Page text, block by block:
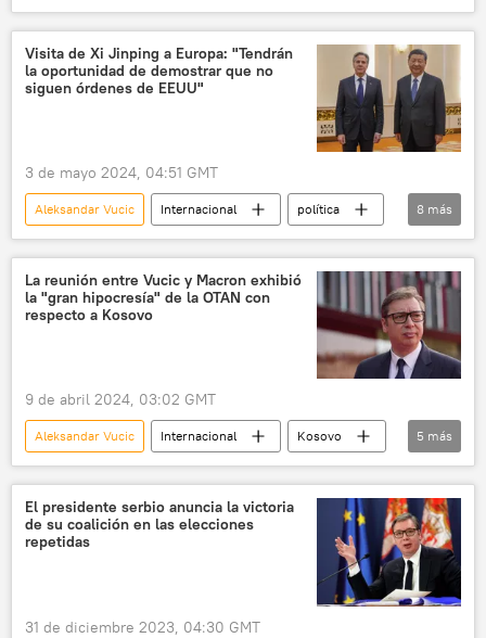
política
Ucrania
Serbia
Unión Europea (UE)
Balcanes
Visita de Xi Jinping a Europa: "Tendrán
la oportunidad de demostrar que no
siguen órdenes de EEUU"
3 de mayo 2024, 04:51 GMT
Aleksandar Vucic Internacional
política
medioambiente
Emmanuel Macron
Xi Jinping
China
Francia
Global Times
Banco Europeo de Inversiones
8 más
La reunión entre Vucic y Macron exhibió
la "gran hipocresía" de la OTAN con
respecto a Kosovo
9 de abril 2024, 03:02 GMT
Aleksandar Vucic Internacional
Kosovo
Serbia
Ucrania
Emmanuel Macron
Balcanes
🌍 Europa
5 más
El presidente serbio anuncia la victoria
de su coalición en las elecciones
repetidas
31 de diciembre 2023, 04:30 GMT